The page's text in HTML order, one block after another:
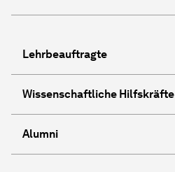
Lehrbeauftragte
Wissenschaftliche Hilfskräfte
Alumni